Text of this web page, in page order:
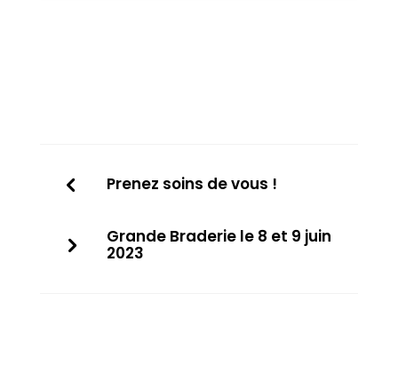
Prenez soins de vous !
Grande Braderie le 8 et 9 juin
2023